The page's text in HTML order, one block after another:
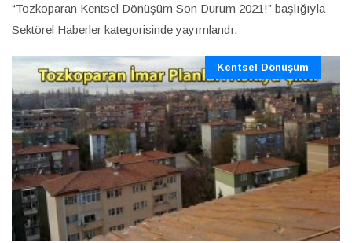
“Tozkoparan Kentsel Dönüşüm Son Durum 2021!” başlığıyla
Sektörel Haberler kategorisinde yayımlandı.
Kentsel Dönüşüm